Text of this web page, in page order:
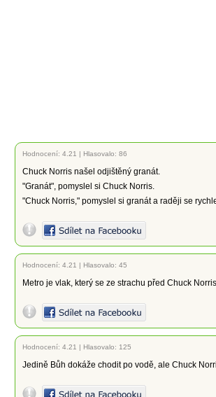
Hodnocení: 4.21 | Hlasovalo: 86
Chuck Norris našel odjištěný granát.
"Granát", pomyslel si Chuck Norris.
"Chuck Norris," pomyslel si granát a raději se
Hodnocení: 4.21 | Hlasovalo: 45
Metro je vlak, který se ze strachu před Chuck
Hodnocení: 4.21 | Hlasovalo: 125
Jedině Bůh dokáže chodit po vodě, ale Chuck